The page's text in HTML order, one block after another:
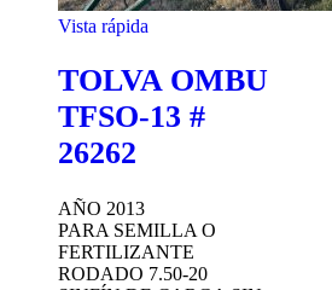
Vista rápida
TOLVA OMBU
TFSO-13 #
26262
AÑO 2013
PARA SEMILLA O
FERTILIZANTE
RODADO 7.50-20